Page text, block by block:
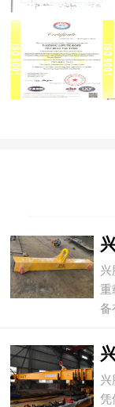
重
备
凭